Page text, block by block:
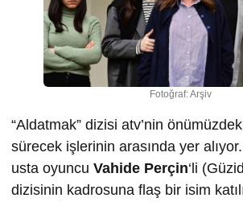
Fotoğraf: Arşiv
“Aldatmak” dizisi atv’nin
sürecek işlerinin arasında yer
usta oyuncu Vahide Perçin‘li
dizisinin kadrosuna flaş bir isim